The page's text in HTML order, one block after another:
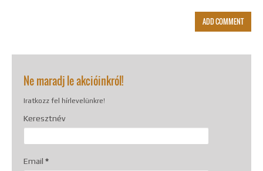
Ne maradj le akcióinkról!
Iratkozz fel hírlevelünkre!
Keresztnév
Email *